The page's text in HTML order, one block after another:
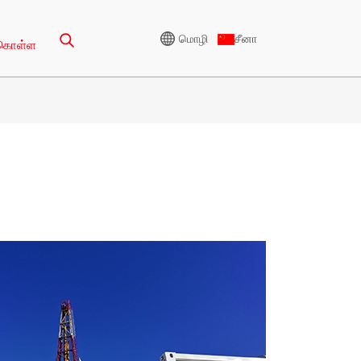
தொடர் 250-825 KVA
165-935 KVA
மொழி சீனா